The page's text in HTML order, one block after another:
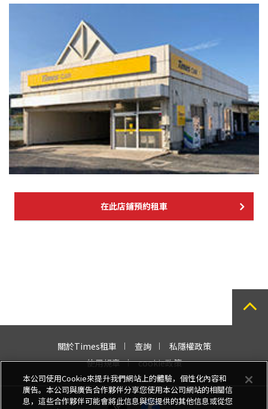
在此店鋪預約租車
關於Times租車 查詢
私隱權政策
使用規章
cookie政策
本公司使用Cookie來提升我們網站上的體驗，個性化內容和
廣告。本公司與廣告合作夥伴分享您使用本公司網站的相關信
息，這些合作夥伴可能會將此信息與您提供的其他信息或從您